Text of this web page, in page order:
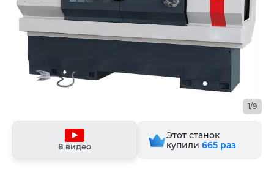
1/9
8 видео
Этот станок
купили 665 раз